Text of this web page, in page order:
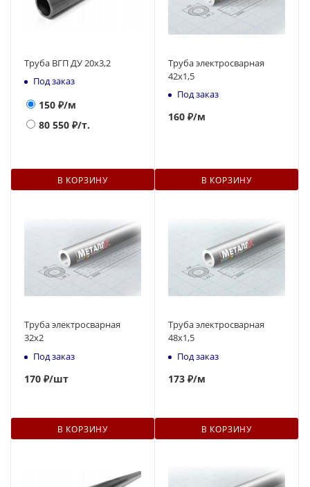
Труба ВГП ДУ 20х3,2
Под заказ
150 ₽/м
80 550 ₽/т.
В КОРЗИНУ
Труба электросварная
42x1,5
Под заказ
160 ₽/м
В КОРЗИНУ
Труба электросварная
32x2
Под заказ
170 ₽/шт
В КОРЗИНУ
Труба электросварная
48x1,5
Под заказ
173 ₽/м
В КОРЗИНУ